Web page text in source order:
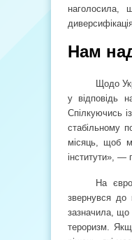
наголосила,
Нам
Щодо
у відповідь
Спілкуючись
стабільному
місяць, щоб
інститути», —
На
звернувся до
зазначила, що
тероризм.